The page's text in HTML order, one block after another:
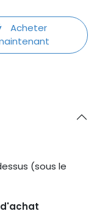
Acheter
(sous le
d'achat